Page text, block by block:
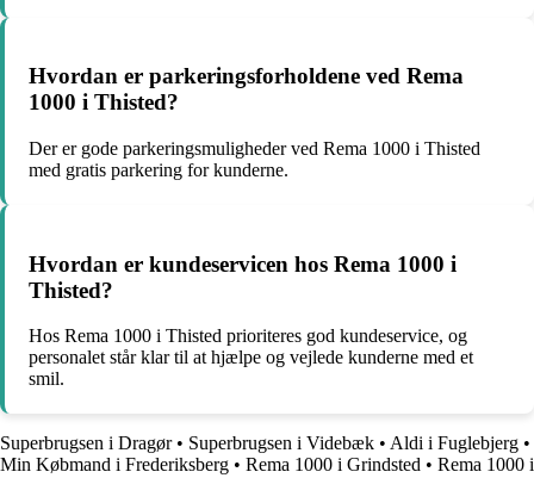
Hvordan er parkeringsforholdene ved Rema
1000 i Thisted?
Der er gode parkeringsmuligheder ved Rema 1000 i Thisted
med gratis parkering for kunderne.
Hvordan er kundeservicen hos Rema 1000 i
Thisted?
Hos Rema 1000 i Thisted prioriteres god kundeservice, og
personalet står klar til at hjælpe og vejlede kunderne med et
smil.
Superbrugsen i Dragør• Superbrugsen i Videbæk • Aldi i Fuglebjerg •
Min Købmand i Frederiksberg • Rema 1000 i Grindsted • Rema 1000 i